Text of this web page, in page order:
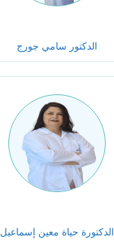
الدكتور سامي جورج
الدكتورة حياة معين إسماعيل